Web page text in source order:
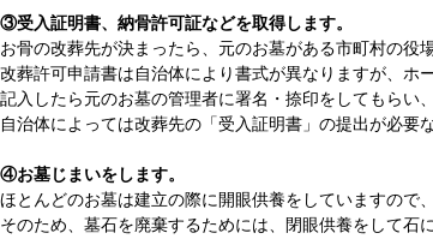
③受入証明書、納骨許可証などを取得します。
お骨の改葬先が決まったら、元のお墓がある市町村の役
改葬許可申請書は自治体により書式が異なりますが、ホ
記入したら元のお墓の管理者に署名・捺印をしてもらい
自治体によっては改葬先の「受入証明書」の提出が必要
④お墓じまいをします。
ほとんどのお墓は建立の際に開眼供養をしていますので
そのため、墓石を廃棄するためには、閉眼供養をして石